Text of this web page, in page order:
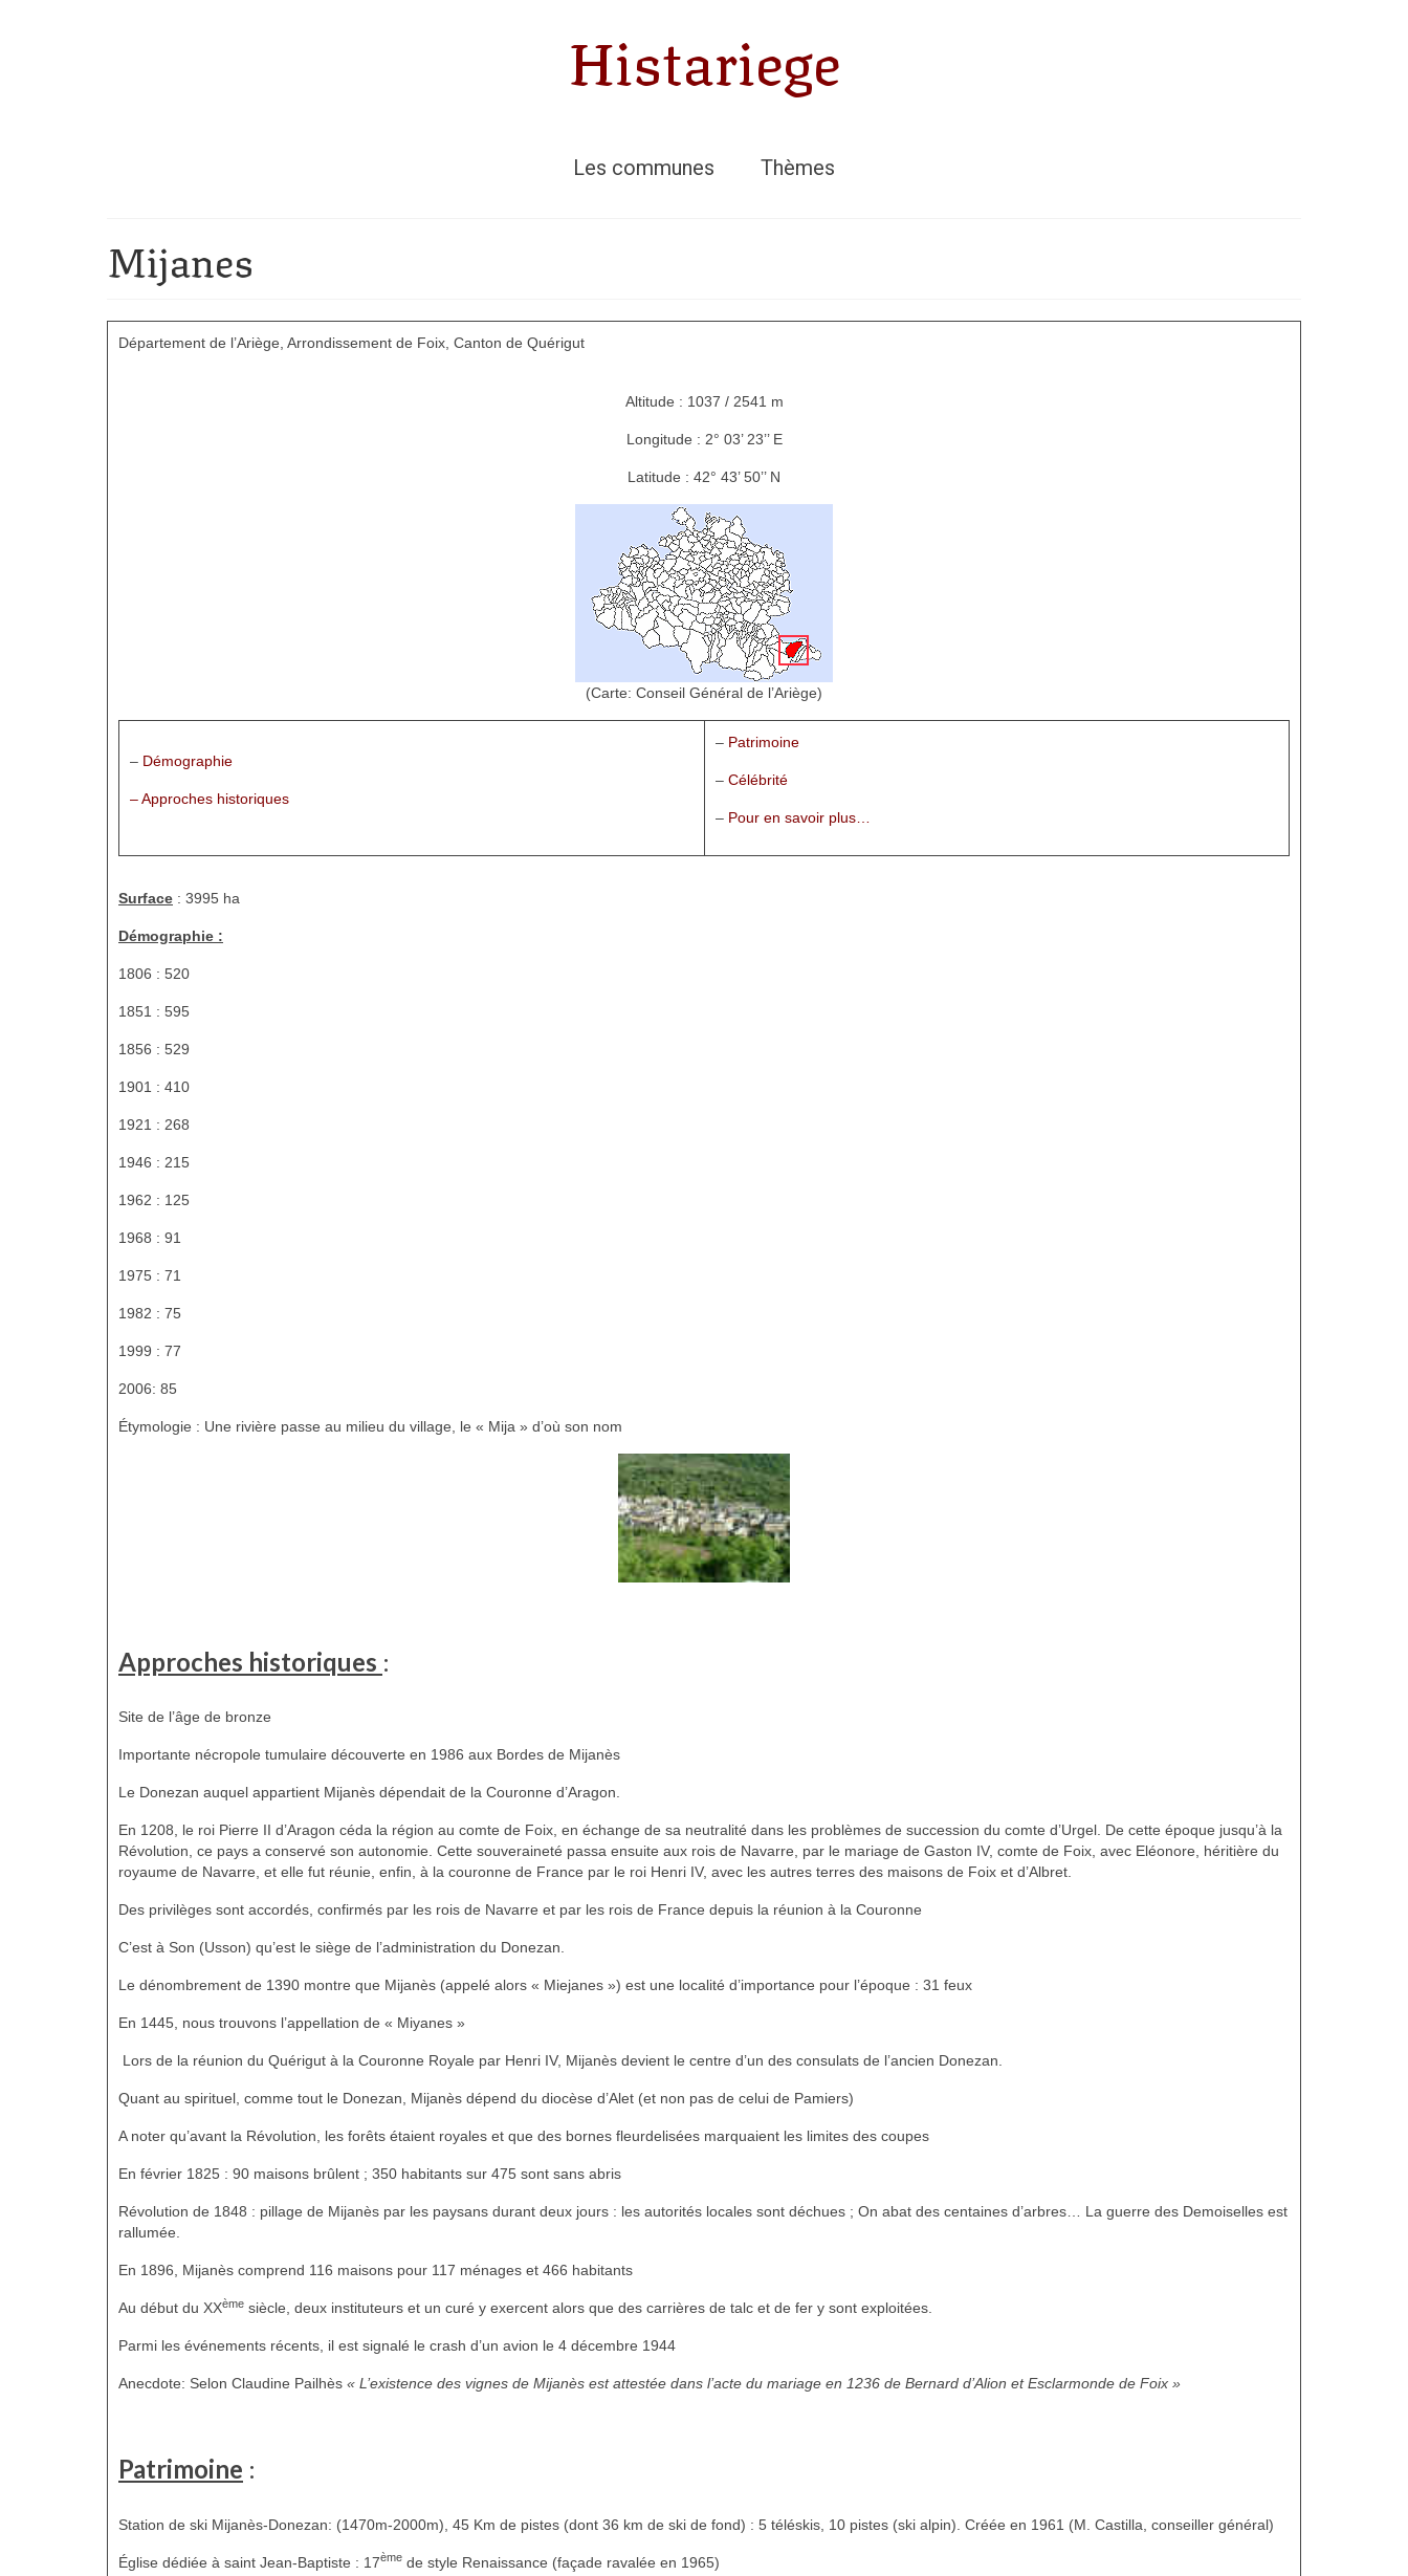
Histariege
Les communes Thèmes
Mijanes
Département de l’Ariège, Arrondissement de Foix, Canton de Quérigut
Altitude : 1037 / 2541 m
Longitude : 2° 03’ 23’’ E
Latitude : 42° 43’ 50’’ N
(Carte: Conseil Général de l’Ariège)
– Démographie
– Approches historiques
– Patrimoine
– Célébrité
– Pour en savoir plus…
Surface : 3995 ha
Démographie :
1806 : 520
1851 : 595
1856 : 529
1901 : 410
1921 : 268
1946 : 215
1962 : 125
1968 : 91
1975 : 71
1982 : 75
1999 : 77
2006: 85
Étymologie : Une rivière passe au milieu du village, le « Mija » d’où son nom
Approches historiques :
Site de l’âge de bronze
Importante nécropole tumulaire découverte en 1986 aux Bordes de Mijanès
Le Donezan auquel appartient Mijanès dépendait de la Couronne d’Aragon.
En 1208, le roi Pierre II d’Aragon céda la région au comte de Foix, en échange de sa neutralité dans les problèmes de succession du comte d’Urgel. De cette époque jusqu’à la
Révolution, ce pays a conservé son autonomie. Cette souveraineté passa ensuite aux rois de Navarre, par le mariage de Gaston IV, comte de Foix, avec Eléonore, héritière du
royaume de Navarre, et elle fut réunie, enfin, à la couronne de France par le roi Henri IV, avec les autres terres des maisons de Foix et d’Albret.
Des privilèges sont accordés, confirmés par les rois de Navarre et par les rois de France depuis la réunion à la Couronne
C’est à Son (Usson) qu’est le siège de l’administration du Donezan.
Le dénombrement de 1390 montre que Mijanès (appelé alors « Miejanes ») est une localité d’importance pour l’époque : 31 feux
En 1445, nous trouvons l’appellation de « Miyanes »
Lors de la réunion du Quérigut à la Couronne Royale par Henri IV, Mijanès devient le centre d’un des consulats de l’ancien Donezan.
Quant au spirituel, comme tout le Donezan, Mijanès dépend du diocèse d’Alet (et non pas de celui de Pamiers)
A noter qu’avant la Révolution, les forêts étaient royales et que des bornes fleurdelisées marquaient les limites des coupes
En février 1825 : 90 maisons brûlent ; 350 habitants sur 475 sont sans abris
Révolution de 1848 : pillage de Mijanès par les paysans durant deux jours : les autorités locales sont déchues ; On abat des centaines d’arbres… La guerre des Demoiselles est
rallumée.
En 1896, Mijanès comprend 116 maisons pour 117 ménages et 466 habitants
Au début du XXème siècle, deux instituteurs et un curé y exercent alors que des carrières de talc et de fer y sont exploitées.
Parmi les événements récents, il est signalé le crash d’un avion le 4 décembre 1944
Anecdote: Selon Claudine Pailhès « L’existence des vignes de Mijanès est attestée dans l’acte du mariage en 1236 de Bernard d’Alion et Esclarmonde de Foix »
Patrimoine :
Station de ski Mijanès-Donezan: (1470m-2000m), 45 Km de pistes (dont 36 km de ski de fond) : 5 téléskis, 10 pistes (ski alpin). Créée en 1961 (M. Castilla, conseiller général)
Église dédiée à saint Jean-Baptiste : 17ème de style Renaissance (façade ravalée en 1965)